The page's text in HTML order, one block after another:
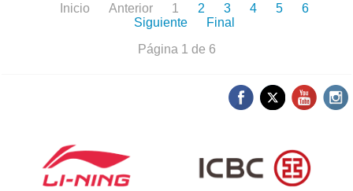
Inicio Anterior 1 2 3 4 5
6
Siguiente
Final
Página 1 de 6